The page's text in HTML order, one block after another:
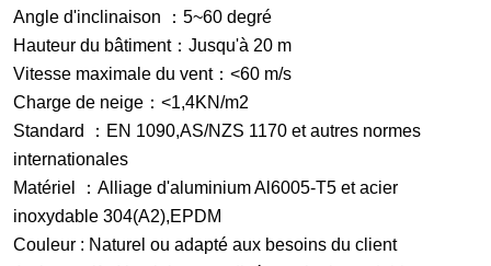
Angle d'inclinaison
： 5~60 degré
Hauteur du bâtiment： Jusqu'à 20 m
Vitesse maximale du vent： <60 m/s
Charge de neige ： <1,4KN/m2
Standard
： EN 1090,AS/NZS 1170 et autres normes
internationales
Matériel
： Alliage d'aluminium Al6005-T5 et acier
inoxydable 304(A2),EPDM
Couleur : Naturel ou adapté aux besoins du client